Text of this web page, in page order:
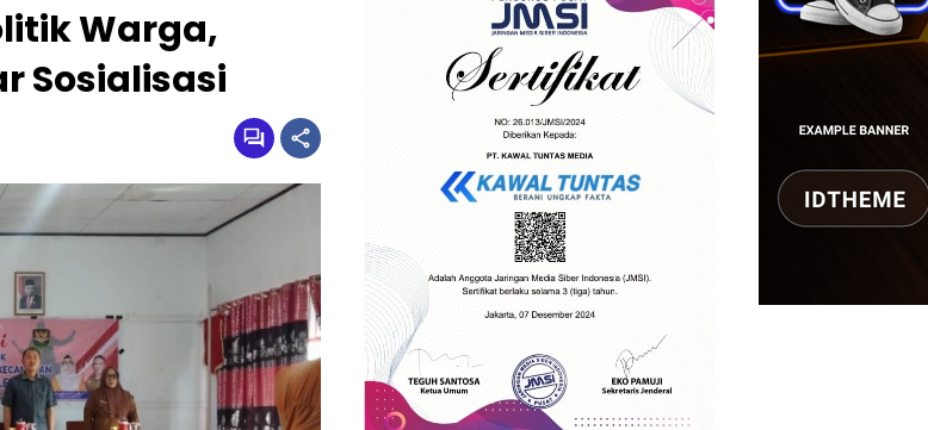
Warga,
Sosialisasi